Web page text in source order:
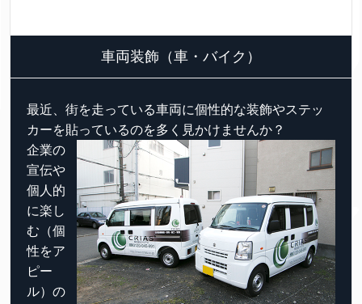
車両装飾（車・バイク）
最近、街を走っている車両に個性的な装飾やステッ
カーを貼っているのを多く見かけませんか？
企業の
宣伝や
個人的
に楽し
む（個
性をア
ピー
ル）の